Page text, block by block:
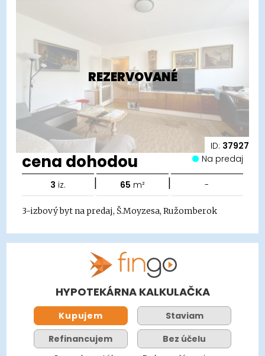
REZERVOVANÉ
ID: 37927
cena dohodou Na predaj
3 iz. | 65 m² | -
3-izbový byt na predaj, Š.Moyzesa, Ružomberok
HYPOTEKÁRNA KALKULAČKA
Kupujem
Staviam
Refinancujem
Bez účelu